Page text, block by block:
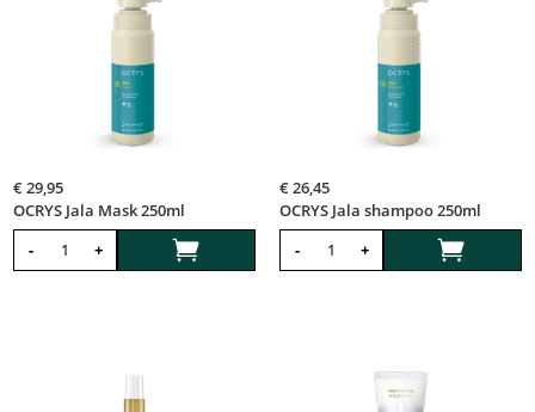
OCRYS Jala Mask 250ml
€29,95
- + 
OCRYS Jala shampoo 250ml
€26,45
- + 